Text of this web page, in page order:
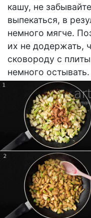
кашу, не
выпекаться, в
немного мягче.
их не додержать,
сковороду с
немного остывать.